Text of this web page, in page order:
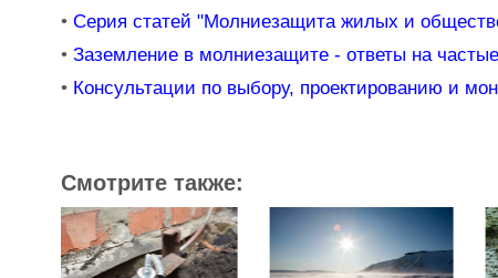
• Серия статей "Молниезащита жилых и
• Заземление в молниезащите - ответы на
• Консультации по выбору, проектированию и
Смотрите также: